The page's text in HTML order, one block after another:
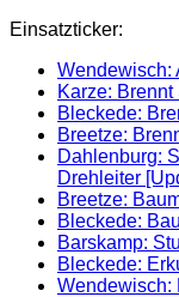
Einsatzticker:
Wendewisch:
Karze:
Bleckede:
Breetze:
Dahlenburg:
Drehleiter
Breetze:
Bleckede:
Barskamp:
Bleckede:
Wendewisch: